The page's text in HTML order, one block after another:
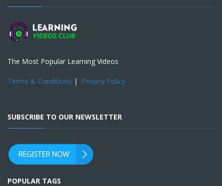
The Most Popular Learning Videos
Terms & Conditions | Privacy Policy
SUBSCRIBE TO OUR NEWSLETTER
POPULAR TAGS